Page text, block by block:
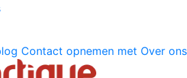
Contact opnemen met Over ons